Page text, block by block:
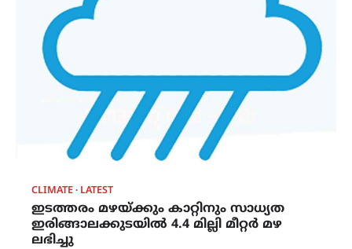
CLIMATE LATEST
ഇടത്തരം മഴയ്ക്കും കാറ്റിനും സാധ്യത
ഇരിങ്ങാലക്കുടയിൽ 4.4 മില്ലി മീറ്റർ മഴ
ലഭിച്ചു